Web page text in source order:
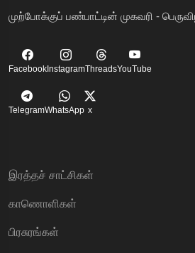
முற்போக்குப் பண்பாட்டின் முகவரி -
Facebook InstagramThreadsYouTube
TelegramWhatsApp x
இரத்தச் சாட்சிகள்
காணொளிகள்
பிரசுரங்கள்